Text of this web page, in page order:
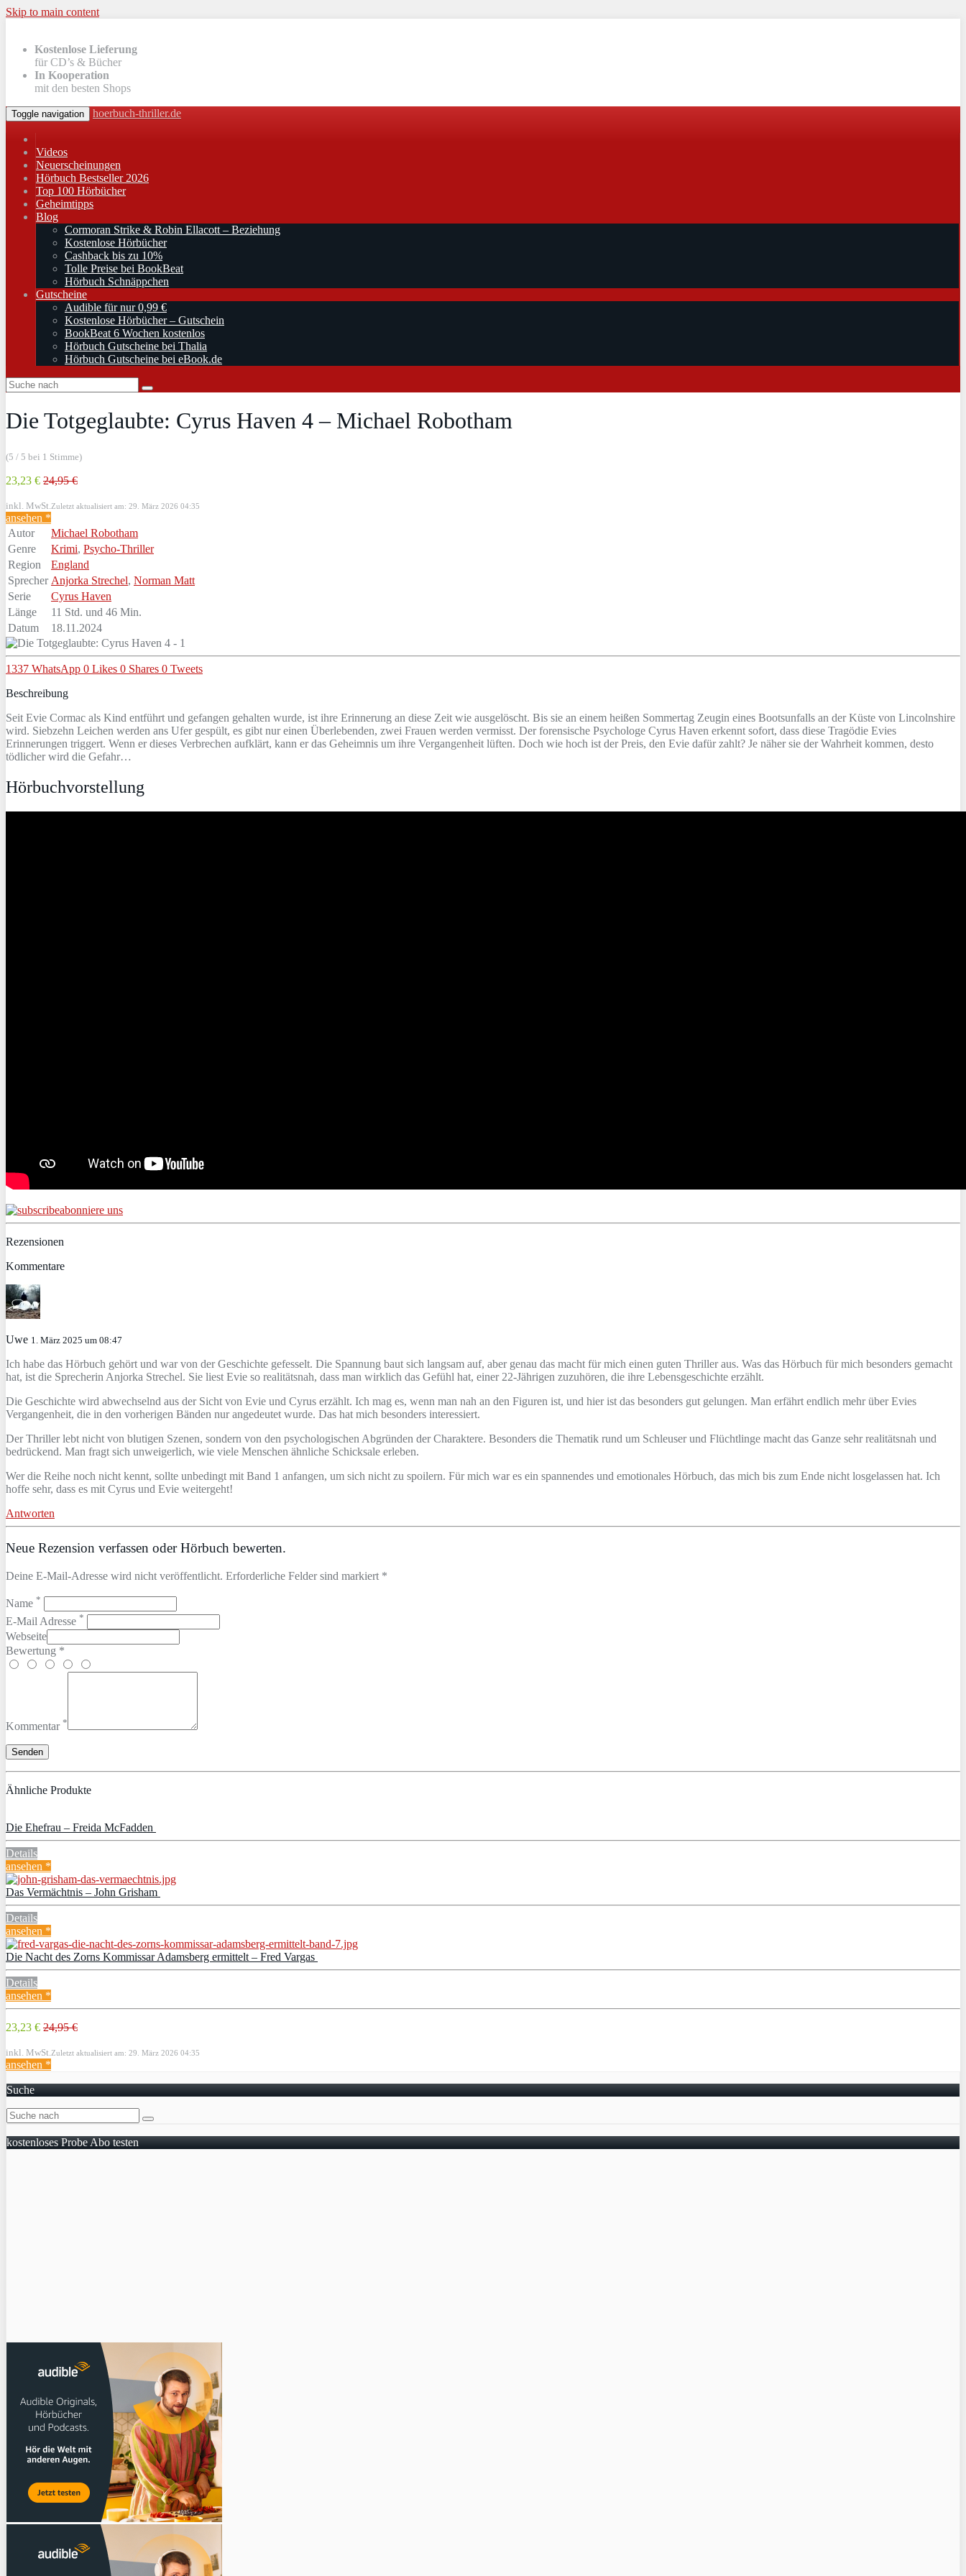
Skip to main content
Kostenlose Lieferung
für CD’s & Bücher
In Kooperation
mit den besten Shops
Toggle navigation hoerbuch-thriller.de
Videos
Neuerscheinungen
Hörbuch Bestseller 2026
Top 100 Hörbücher
Geheimtipps
Blog
Cormoran Strike & Robin Ellacott – Beziehung
Kostenlose Hörbücher
Cashback bis zu 10%
Tolle Preise bei BookBeat
Hörbuch Schnäppchen
Gutscheine
Audible für nur 0,99 €
Kostenlose Hörbücher – Gutschein
BookBeat 6 Wochen kostenlos
Hörbuch Gutscheine bei Thalia
Hörbuch Gutscheine bei eBook.de
Die Totgeglaubte: Cyrus Haven 4 – Michael Robotham
(5 / 5 bei 1 Stimme)
23,23 € 24,95 €
inkl. MwSt. Zuletzt aktualisiert am: 29. März 2026 04:35
ansehen *
Autor
Michael Robotham
Genre
Krimi, Psycho-Thriller
Region
England
Sprecher Anjorka Strechel, Norman Matt
Serie
Cyrus Haven
Länge
11 Std. und 46 Min.
Datum
18.11.2024
1337 WhatsApp 0 Likes 0 Shares 0 Tweets
Beschreibung
Seit Evie Cormac als Kind entführt und gefangen gehalten wurde, ist ihre Erinnerung an diese Zeit wie ausgelöscht. Bis sie an einem heißen Sommertag Zeugin eines Bootsunfalls an der Küste von Lincolnshire
wird. Siebzehn Leichen werden ans Ufer gespült, es gibt nur einen Überlebenden, zwei Frauen werden vermisst. Der forensische Psychologe Cyrus Haven erkennt sofort, dass diese Tragödie Evies
Erinnerungen triggert. Wenn er dieses Verbrechen aufklärt, kann er das Geheimnis um ihre Vergangenheit lüften. Doch wie hoch ist der Preis, den Evie dafür zahlt? Je näher sie der Wahrheit kommen, desto
tödlicher wird die Gefahr…
Hörbuchvorstellung
abonniere uns
Rezensionen
Kommentare
Uwe 1. März 2025 um 08:47
Ich habe das Hörbuch gehört und war von der Geschichte gefesselt. Die Spannung baut sich langsam auf, aber genau das macht für mich einen guten Thriller aus. Was das Hörbuch für mich besonders gemacht
hat, ist die Sprecherin Anjorka Strechel. Sie liest Evie so realitätsnah, dass man wirklich das Gefühl hat, einer 22-Jährigen zuzuhören, die ihre Lebensgeschichte erzählt.
Die Geschichte wird abwechselnd aus der Sicht von Evie und Cyrus erzählt. Ich mag es, wenn man nah an den Figuren ist, und hier ist das besonders gut gelungen. Man erfährt endlich mehr über Evies
Vergangenheit, die in den vorherigen Bänden nur angedeutet wurde. Das hat mich besonders interessiert.
Der Thriller lebt nicht von blutigen Szenen, sondern von den psychologischen Abgründen der Charaktere. Besonders die Thematik rund um Schleuser und Flüchtlinge macht das Ganze sehr realitätsnah und
bedrückend. Man fragt sich unweigerlich, wie viele Menschen ähnliche Schicksale erleben.
Wer die Reihe noch nicht kennt, sollte unbedingt mit Band 1 anfangen, um sich nicht zu spoilern. Für mich war es ein spannendes und emotionales Hörbuch, das mich bis zum Ende nicht losgelassen hat. Ich
hoffe sehr, dass es mit Cyrus und Evie weitergeht!
Antworten
Neue Rezension verfassen oder Hörbuch bewerten.
Deine E-Mail-Adresse wird nicht veröffentlicht. Erforderliche Felder sind markiert *
Name *
E-Mail Adresse *
Webseite
Bewertung *
Kommentar *
Ähnliche Produkte
Die Ehefrau – Freida McFadden
Details
ansehen *
Das Vermächtnis – John Grisham
Details
ansehen *
Die Nacht des Zorns Kommissar Adamsberg ermittelt – Fred Vargas
Details
ansehen *
23,23 € 24,95 €
inkl. MwSt. Zuletzt aktualisiert am: 29. März 2026 04:35
ansehen *
Suche
kostenloses Probe Abo testen